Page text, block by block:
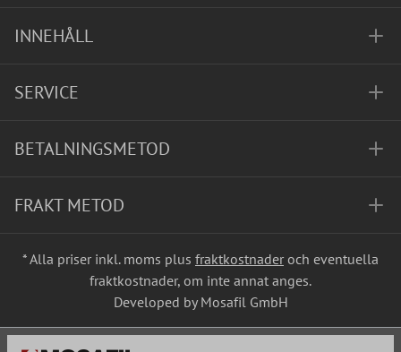
INNEHÅLL
SERVICE
BETALNINGSMETOD
FRAKT METOD
* Alla priser inkl. moms plus fraktkostnader och eventuella
fraktkostnader, om inte annat anges.
Developed by Mosafil GmbH